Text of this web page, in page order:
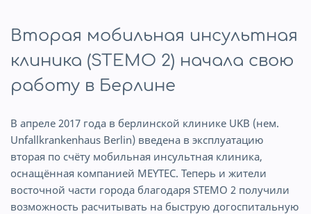
Вторая мобильная инсультная
клиника (STEMO 2) начала свою
работу в Берлине
В апреле 2017 года в берлинской клинике UKB (нем.
Unfallkrankenhaus Berlin) введена в эксплуатацию
вторая по счёту мобильная инсультная клиника,
оснащённая компанией MEYTEC. Теперь и жители
восточной части города благодаря STEMO 2 получили
возможность расчитывать на быструю догоспитальную